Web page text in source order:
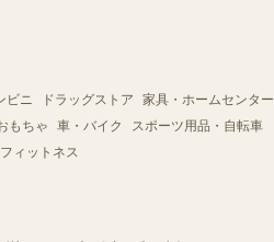
ビニ ドラッグストア
家具・ホームセンター
もちゃ
車・バイク
スポーツ用品・自転車
ィットネス